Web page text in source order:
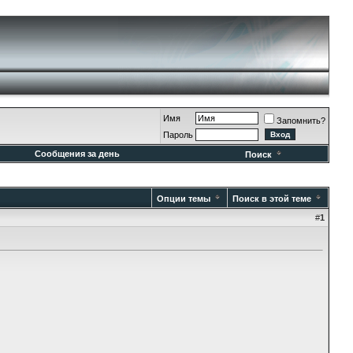
Имя
Запомнить?
Пароль
Сообщения за день Поиск
Опции темы
Поиск в этой теме
#1